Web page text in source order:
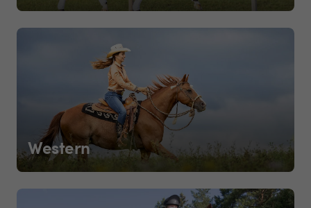
Western